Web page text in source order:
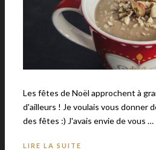
Les fêtes de Noël approchent à
d'ailleurs ! Je voulais vous donner
des fêtes :) J'avais envie de vous …
LIRE LA SUITE